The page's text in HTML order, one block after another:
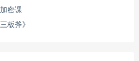
密课
板斧》